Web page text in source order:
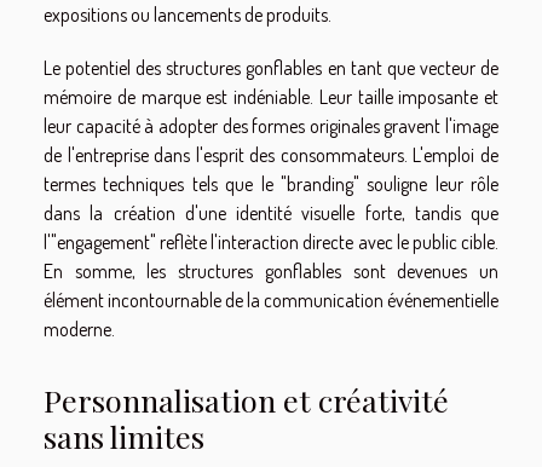
expositions ou lancements de produits.
Le potentiel des structures gonflables en tant que vecteur de
mémoire de marque est indéniable. Leur taille imposante et
leur capacité à adopter des formes originales gravent l'image
de l'entreprise dans l'esprit des consommateurs. L'emploi de
termes techniques tels que le "branding" souligne leur rôle
dans la création d'une identité visuelle forte, tandis que
l'"engagement" reflète l'interaction directe avec le public cible.
En somme, les structures gonflables sont devenues un
élément incontournable de la communication événementielle
moderne.
Personnalisation et créativité
sans limites